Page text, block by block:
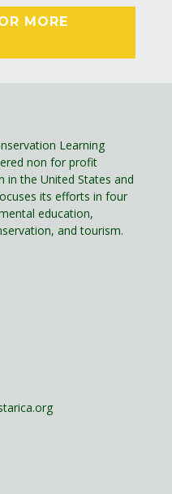
MORE
Learning
non for profit
in the United States and
its efforts in four
education,
and tourism.